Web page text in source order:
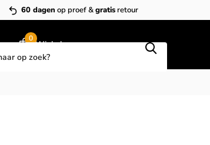
60 dagen op proef &gratis retour
0
Winkelwagen